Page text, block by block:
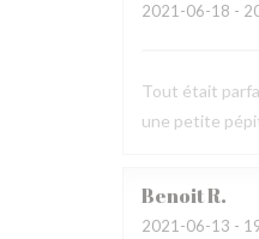
2021-06-18 -
Tout était
une petite
BenoitR
2021-06-13 -